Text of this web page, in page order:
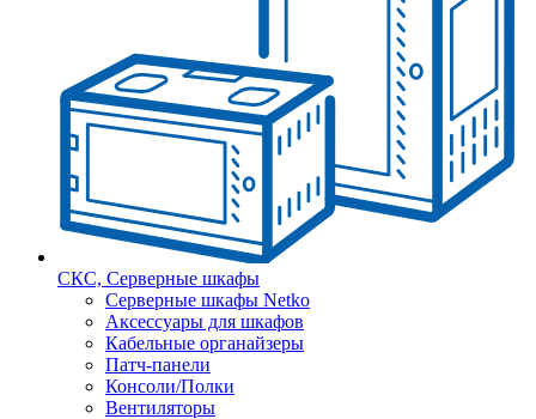
СКС, Серверные шкафы
Серверные шкафы Netko
Аксессуары для шкафов
Кабельные органайзеры
Патч-панели
Консоли/Полки
Вентиляторы